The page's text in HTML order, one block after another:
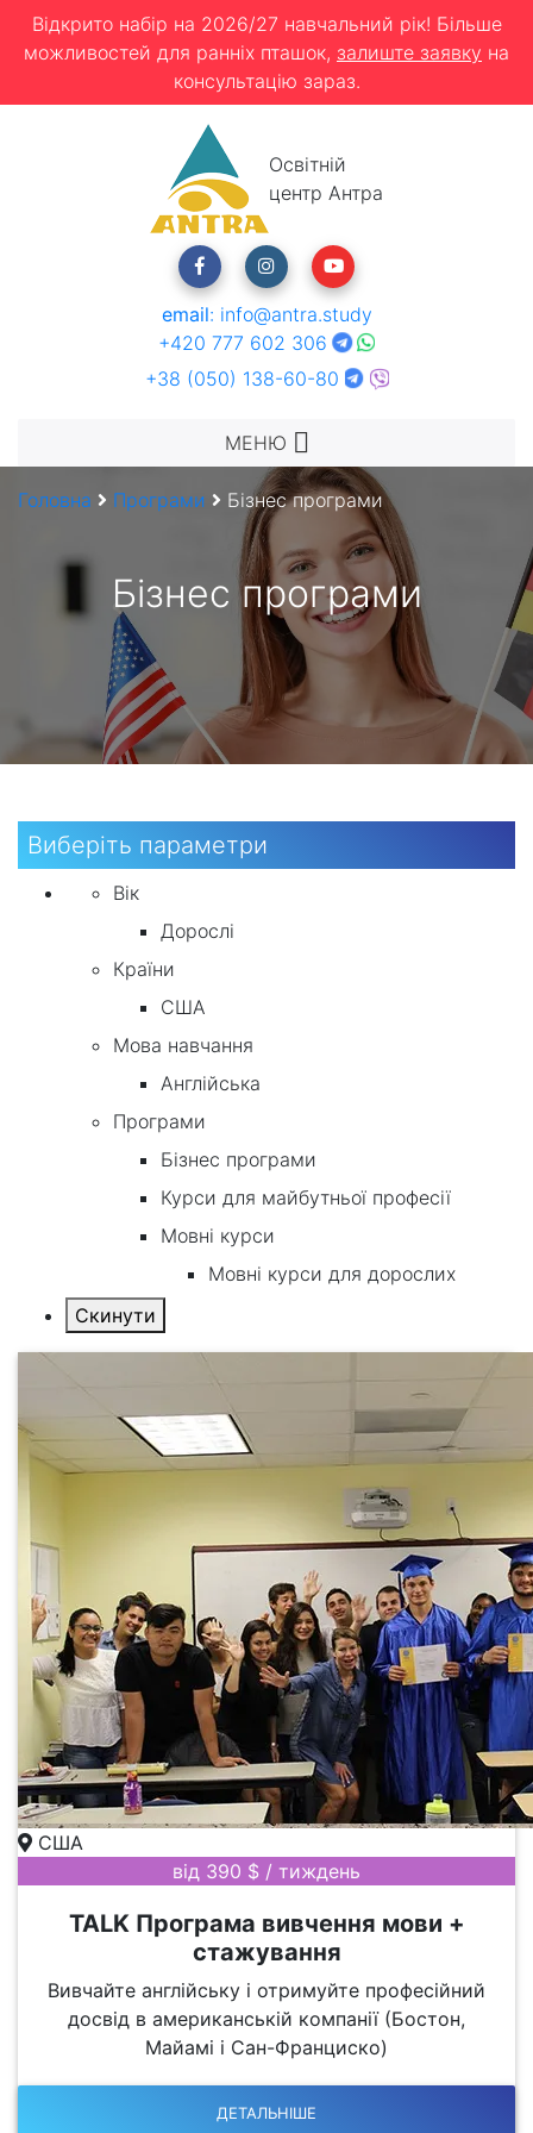
Відкрито набір на 2026/27 навчальний рік! Більше
можливостей для ранніх пташок, залиште заявку на
консультацію зараз.
Освітній
центр Антра
email: info@antra.study
+420 777 602 306
+38 (050) 138-60-80
МЕНЮ
Головна Програми Бізнес програми
Бізнес програми
Виберіть параметри
Вік
Дорослі
Країни
США
Мова навчання
Англійська
Програми
Бізнес програми
Курси для майбутньої професії
Мовні курси
Мовні курси для дорослих
США
від 390 $ / тиждень
TALK Програма вивчення мови +
стажування
Вивчайте англійську і отримуйте професійний
досвід в американській компанії (Бостон,
Майамі і Сан-Франциско)
ДЕТАЛЬНІШЕ